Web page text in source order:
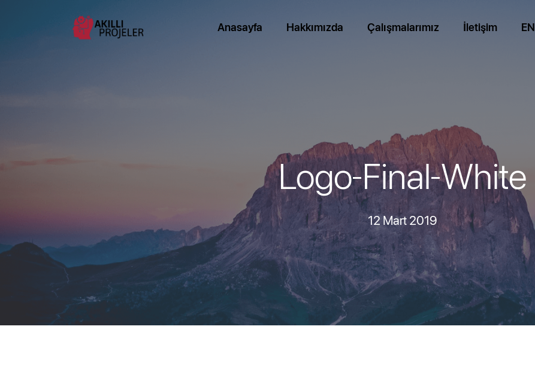
Anasayfa Hakkımızda Çalışmalarımız İletişim EN
Logo-Final-White
12 Mart 2019